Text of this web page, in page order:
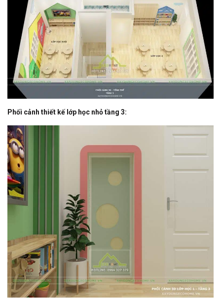
Phối cảnh thiết kế lớp học nhỏ tầng 3: